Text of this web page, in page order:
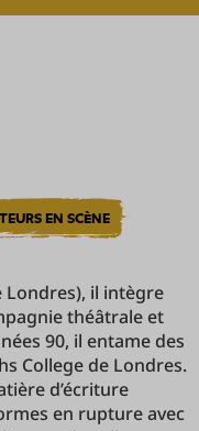
EN SCÈNE
Londres), il intègre
théâtrale et
90, il entame des
College de Londres.
d’écriture
en rupture avec